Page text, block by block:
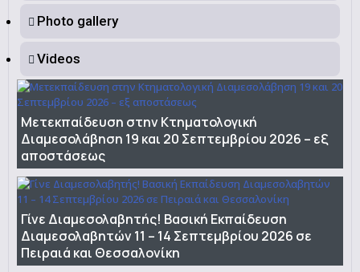
Photo gallery
Videos
Μετεκπαίδευση στην Κτηματολογική
Διαμεσολάβηση 19 και 20 Σεπτεμβρίου 2026 – εξ
αποστάσεως
Γίνε Διαμεσολαβητής! Βασική Εκπαίδευση
Διαμεσολαβητών 11 – 14 Σεπτεμβρίου 2026 σε
Πειραιά και Θεσσαλονίκη